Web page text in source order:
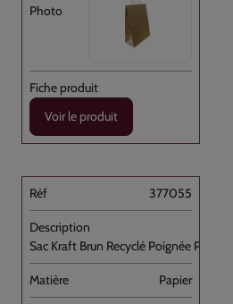
Voir le produit
377055
Sac Kraft Brun Recyclé Poignée Plate [...]
Papier